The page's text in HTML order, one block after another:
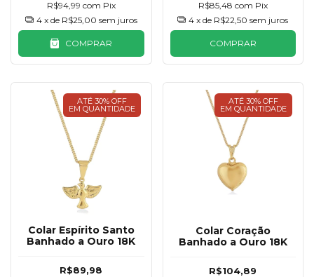
R$94,99 com Pix
4 x de R$25,00 sem juros
COMPRAR
R$85,48 com Pix
4 x de R$22,50 sem juros
COMPRAR
ATÉ 30% OFF
EM QUANTIDADE
Colar Espírito Santo
Banhado a Ouro 18K
R$89,98
ATÉ 30% OFF
EM QUANTIDADE
Colar Coração
Banhado a Ouro 18K
R$104,89